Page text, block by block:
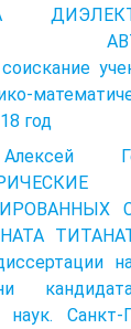
год
наук. Санкт-